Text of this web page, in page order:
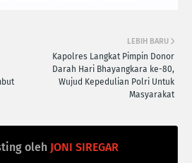
LEBIH BARU
Kapolres Langkat Pimpin Donor
Darah Hari Bhayangkara ke-80,
Wujud Kepedulian Polri Untuk
Masyarakat
oleh JONI SIREGAR